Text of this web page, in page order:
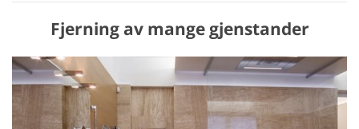
Fjerning av mange gjenstander